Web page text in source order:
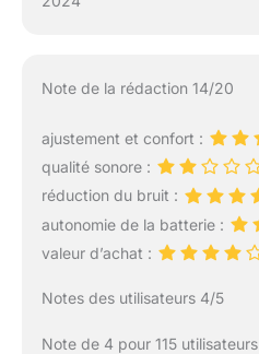
Note de la rédaction 14/20
ajustement et confort :
qualité sonore :
réduction du bruit :
autonomie de la batterie :
valeur d’achat :
Notes des utilisateurs 4/5
Note de 4 pour 115 utilisateurs